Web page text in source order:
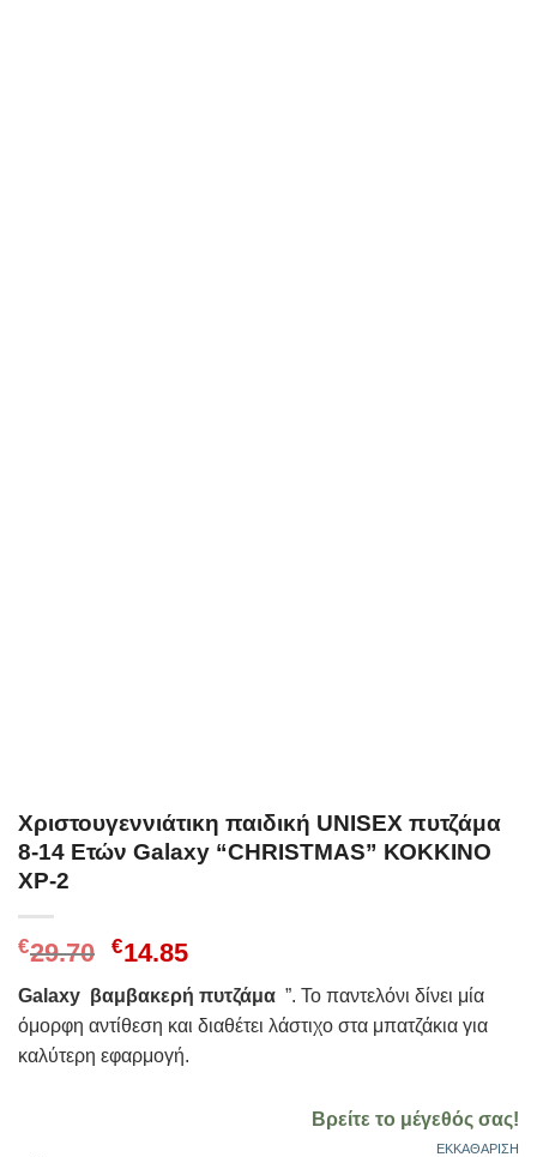
Χριστουγεννιάτικη παιδική UNISEX πυτζάμα
8-14 Ετών Galaxy “CHRISTMAS” ΚΟΚΚΙΝΟ
ΧΡ-2
€29.70 Original
was:
€29.70.
€14.85Η
τρέχουσα
τιμή
είναι:
€14.85.
Galaxy βαμβακερή πυτζάμα ”. Το παντελόνι δίνει μία
όμορφη αντίθεση και διαθέτει λάστιχο στα μπατζάκια για
καλύτερη εφαρμογή.
Βρείτε το μέγεθός σας!
ΕΚΚΑΘΆΡΙΣΗ